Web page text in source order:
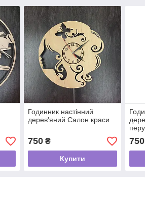
Годинник настінний
дерев'яний Салон краси
750₴
Купити
750